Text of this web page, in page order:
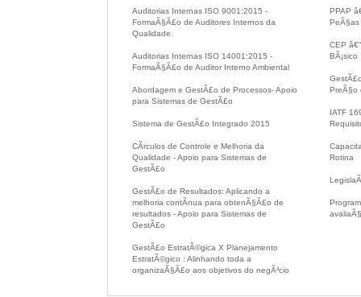
Auditorias Internas ISO 9001:2015 -
FormaÃ§Ã£o de Auditores Internos da
Qualidade
Auditorias Internas ISO 14001:2015 -
FormaÃ§Ã£o de Auditor Interno Ambiental
Abordagem e GestÃ£o de Processos- Apoio
para Sistemas de GestÃ£o
Sistema de GestÃ£o Integrado 2015
CÃ­rculos de Controle e Melhoria da
Qualidade - Apoio para Sistemas de
GestÃ£o
GestÃ£o de Resultados: Aplicando a
melhoria contÃ­nua para obtenÃ§Ã£o de
resultados - Apoio para Sistemas de
GestÃ£o
GestÃ£o EstratÃ©gica X Planejamento
EstratÃ©gico : Alinhando toda a
organizaÃ§Ã£o aos objetivos do negÃ³cio
PPAP
CEP
BÃ¡sico
PreÃ§o
IATF
Rotina